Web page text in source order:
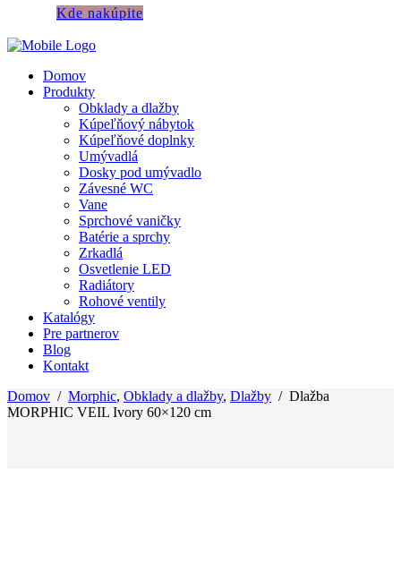
Kde nakúpite
Domov
Produkty
Obklady a dlažby
Kúpeľňový nábytok
Kúpeľňové doplnky
Umývadlá
Dosky pod umývadlo
Závesné WC
Vane
Sprchové vaničky
Batérie a sprchy
Zrkadlá
Osvetlenie LED
Radiátory
Rohové ventily
Katalógy
Pre partnerov
Blog
Kontakt
Domov / Morphic, Obklady a dlažby, Dlažby / Dlažba
MORPHIC VEIL Ivory 60×120 cm